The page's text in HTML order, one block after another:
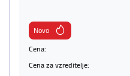
Novo
Cena:
Cena za vzreditelje: